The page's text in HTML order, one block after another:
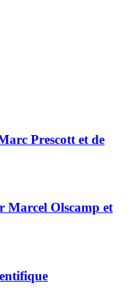
Prescott et de
Marcel Olscamp et